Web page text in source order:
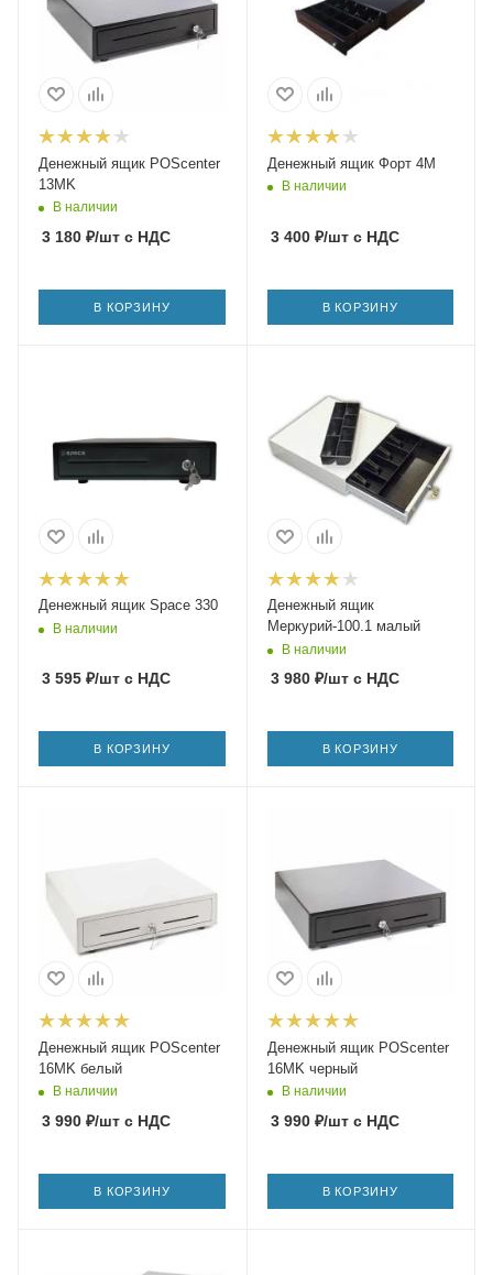
Денежный ящик POScenter
13МK
В наличии
3 180 ₽/шт с НДС
В КОРЗИНУ
Денежный ящик Форт 4М
В наличии
3 400₽/штс НДС
В КОРЗИНУ
Денежный ящик Space 330
В наличии
3 595 ₽/шт с НДС
В КОРЗИНУ
Денежный ящик
Меркурий-100.1 малый
В наличии
3 980₽/штс НДС
В КОРЗИНУ
Денежный ящик POScenter
16MK белый
В наличии
3 990 ₽/шт с НДС
В КОРЗИНУ
Денежный ящик POScenter
16MK черный
В наличии
3 990₽/штс НДС
В КОРЗИНУ